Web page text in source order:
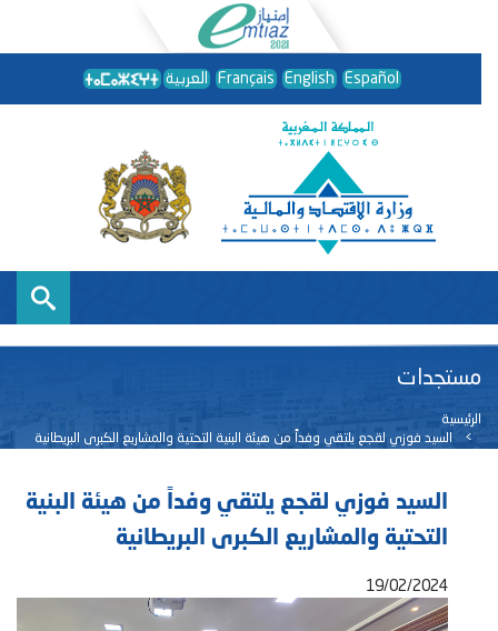
العربية Français English Español
مستجدات
الرئيسية
السيد فوزي لقجع يلتقي وفداً من هيئة البنية التحتية والمشاريع الكبرى البريطانية
السيد فوزي لقجع يلتقي وفداً من هيئة البنية
التحتية والمشاريع الكبرى البريطانية
19/02/2024